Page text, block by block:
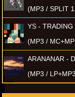
(MP3 / SPLIT
YS -
(MP3 /
ARANANAR -
(MP3 /